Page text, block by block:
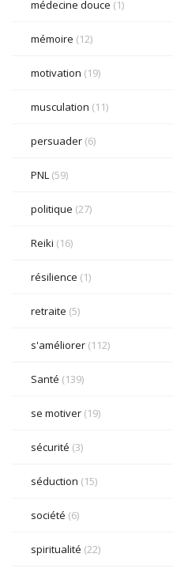
médecine douce (1)
mémoire (12)
motivation (19)
musculation (11)
persuader (6)
PNL (59)
politique (27)
Reiki (16)
résilience (1)
retraite (5)
s'améliorer (112)
Santé (139)
se motiver (19)
sécurité (3)
séduction (15)
société (6)
spiritualité (22)